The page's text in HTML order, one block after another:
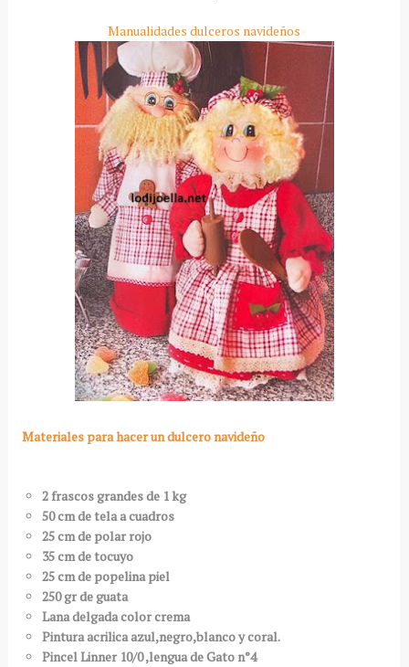
Manualidades dulceros navideños
Materiales para hacer un dulcero navideño
2 frascos grandes de 1 kg
50 cm de tela a cuadros
25 cm de polar rojo
35 cm de tocuyo
25 cm de popelina piel
250 gr de guata
Lana delgada color crema
Pintura acrilica azul,negro,blanco y coral.
Pincel Linner 10/0 ,lengua de Gato n°4